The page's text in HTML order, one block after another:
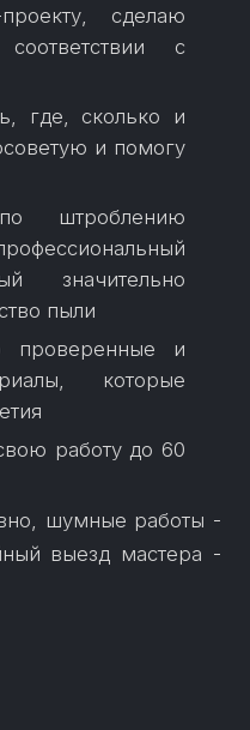
сделаю
с
где, сколько и
и помогу
штроблению
значительно
пыли
проверенные и
которые
работу до 60
шумные работы -
выезд мастера -